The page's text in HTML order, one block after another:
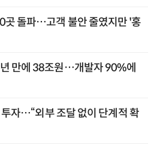
곳 돌파…고객 불안 줄였지만 '홍
만에 38조원…개발자 90%에
자…“외부 조달 없이 단계적 확